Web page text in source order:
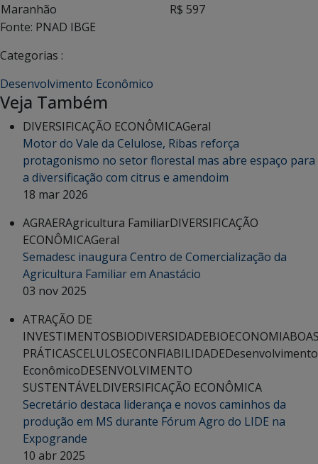
Maranhão
R$ 597
Fonte: PNAD IBGE
Categorias :
Desenvolvimento Econômico
Veja Também
DIVERSIFICAÇÃO ECONÔMICAGeral
Motor do Vale da Celulose, Ribas reforça
protagonismo no setor florestal mas abre espaço para
a diversificação com citrus e amendoim
18 mar 2026
AGRAERAgricultura FamiliarDIVERSIFICAÇÃO
ECONÔMICAGeral
Semadesc inaugura Centro de Comercialização da
Agricultura Familiar em Anastácio
03 nov 2025
ATRAÇÃO DE
INVESTIMENTOSBIODIVERSIDADEBIOECONOMIA
PRÁTICASCELULOSECONFIABILIDADEDesenvolvimento
EconômicoDESENVOLVIMENTO
SUSTENTÁVELDIVERSIFICAÇÃO ECONÔMICA
Secretário destaca liderança e novos caminhos da
produção em MS durante Fórum Agro do LIDE na
Expogrande
10 abr 2025